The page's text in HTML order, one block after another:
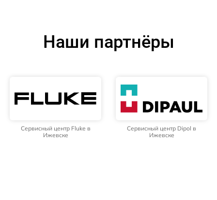
Наши партнёры
Сервисный центр Fluke в
Ижевске
Сервисный центр Dipol в
Ижевске